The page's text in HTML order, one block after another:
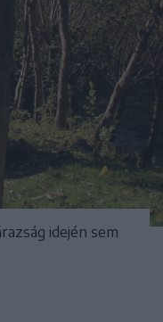
idején sem